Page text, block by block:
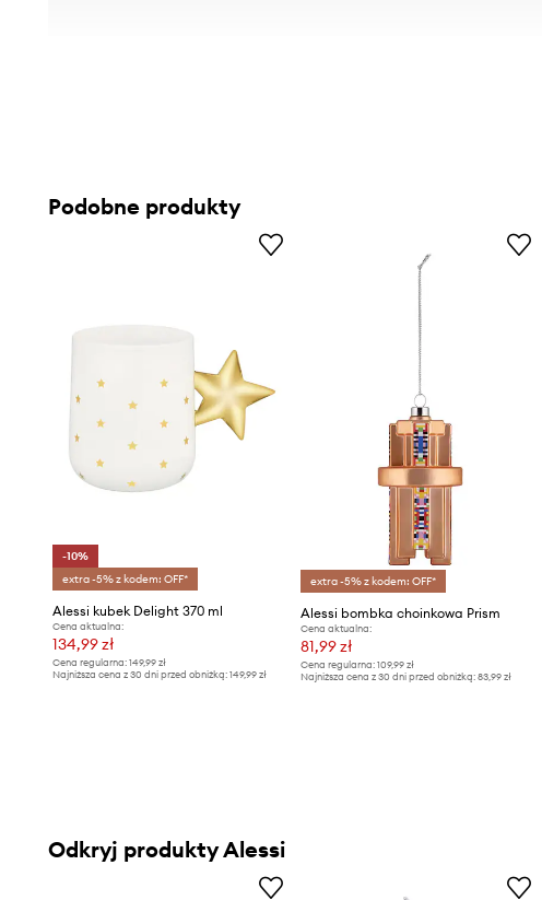
Podobne produkty
-10%
extra -5% z kodem: OFF*
Alessi kubek Delight 370 ml
Cena aktualna:
134,99 zł
Cena regularna: 149,99 zł
Najniższa cena z 30 dni przed obniżką: 149,99 zł
extra -5% z kodem: OFF*
Alessi bombka choinkowa Prism
Cena aktualna:
81,99 zł
Cena regularna:109,99 zł
Najniższa cena z 30 dni przed obniżką:83,99 zł
Odkryj produkty Alessi